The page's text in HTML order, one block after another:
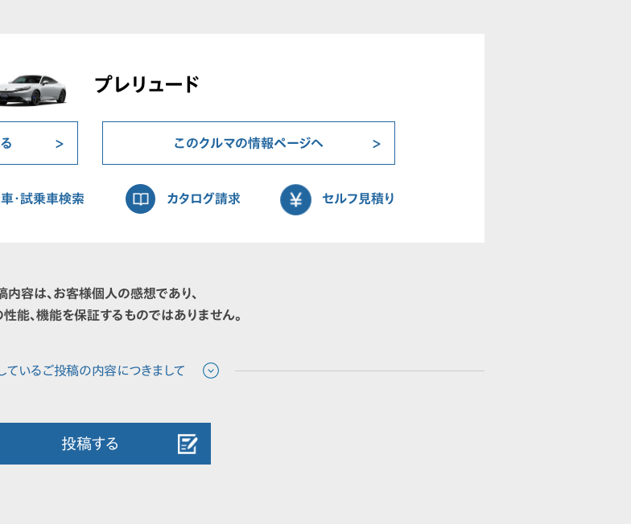
プレリュード
このクルマの情報ページへ
・試乗車検索 カタログ請求 セルフ見積り
内容は、お客様個人の感想であり、
能、機能を保証するものではありません。
投稿する